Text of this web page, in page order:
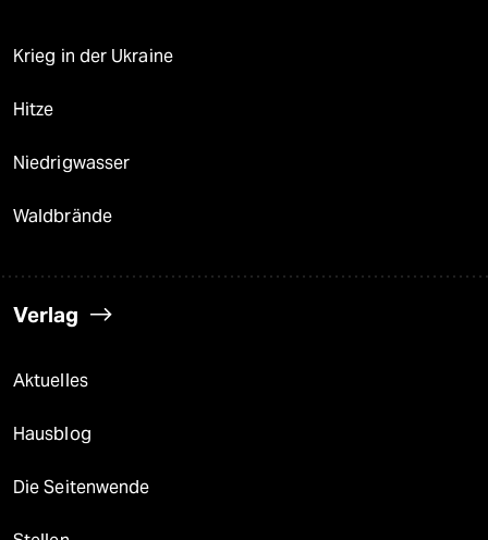
Krieg in der Ukraine
Hitze
Niedrigwasser
Waldbrände
Verlag
Aktuelles
Hausblog
Die Seitenwende